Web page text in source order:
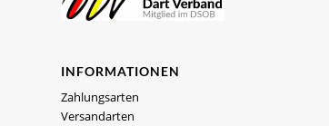
INFORMATIONEN
Zahlungsarten
Versandarten